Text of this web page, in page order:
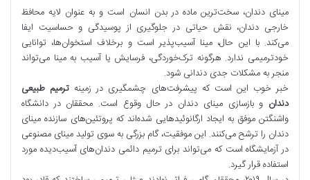
مینای دندان، سخت‌ترین ماده در بدن انسان است و به عنوان لایه محافظ
خارجی دندان، نقش حیاتی در جلوگیری از پوسیدگی و حساسیت ایفا
می‌کند. با این حال، مینا آسیب‌پذیر است و برخلاف استخوان‌ها، توانایی
خودترمیمی ندارد. هرگونه ترک‌خوردگی، فرسایش یا آسیب به مینا می‌تواند
منجر به مشکلات جدی دندانی شود.
خبر خوب این است که پیشرفت‌های چشمگیری در زمینه ترمیم طبیعی
دندان و بازسازی مینای دندان در حال وقوع است. محققان در دانشگاه
واشنگتن موفق به ایجاد ارگانوئیدهایی شده‌اند که پروتئین‌های سازنده مینای
دندان را ترشح می‌کنند. این موفقیت، گام بزرگی به سوی تولید مینای مصنوعی
در آزمایشگاه است که می‌تواند برای ترمیم دائمی دندان‌های آسیب‌دیده مورد
استفاده قرار گیرد.